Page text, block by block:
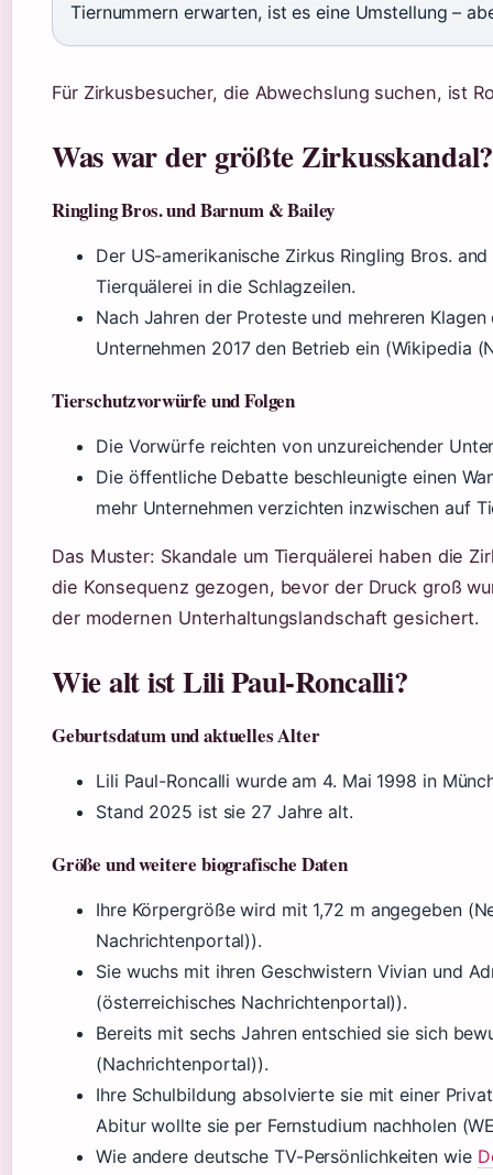
Tiernummern erwarten, ist es eine Umstellung –
Für Zirkusbesucher, die Abwechslung suchen, ist
Was war der größte Zirkusskandal?
Ringling Bros. und Barnum & Bailey
Der US-amerikanische Zirkus Ringling Bros.
Tierquälerei in die Schlagzeilen.
Nach Jahren der Proteste und mehreren
Unternehmen 2017 den Betrieb ein (Wikipedia
Tierschutzvorwürfe und Folgen
Die Vorwürfe reichten von unzureichender
Die öffentliche Debatte beschleunigte einen
mehr Unternehmen verzichten inzwischen auf
Das Muster: Skandale um Tierquälerei haben die
die Konsequenz gezogen, bevor der Druck groß
der modernen Unterhaltungslandschaft gesichert.
Wie alt ist Lili Paul-Roncalli?
Geburtsdatum und aktuelles Alter
Lili Paul-Roncalli wurde am 4. Mai 1998 in
Stand 2025 ist sie 27 Jahre alt.
Größe und weitere biografische Daten
Ihre Körpergröße wird mit 1,72 m angegeben
Nachrichtenportal)).
Sie wuchs mit ihren Geschwistern Vivian und
(österreichisches Nachrichtenportal)).
Bereits mit sechs Jahren entschied sie sich
(Nachrichtenportal)).
Ihre Schulbildung absolvierte sie mit einer
Abitur wollte sie per Fernstudium nachholen
Wie andere deutsche TV-Persönlichkeiten wie